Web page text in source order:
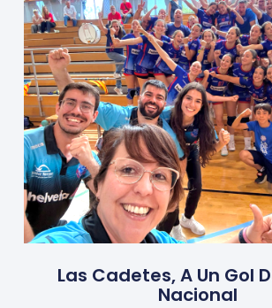
Las Cadetes, A Un Gol
Nacional